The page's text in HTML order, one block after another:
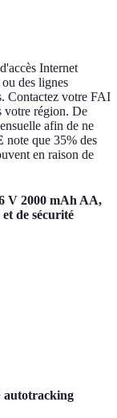
Internet
des lignes
Contactez votre FAI
votre région. De
afin de ne
note que 35% des
en raison de
V 2000 mAh AA,
de sécurité
autotracking